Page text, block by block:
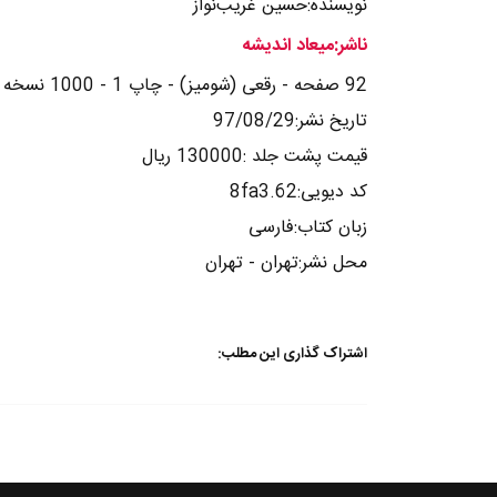
نویسنده:حسین غریب‌نواز
ناشر:میعاد اندیشه
92 صفحه - رقعی (شومیز) - چاپ 1 - 1000 نسخه
تاریخ نشر:97/08/29
قیمت پشت جلد :130000 ریال
کد دیویی:8fa3.62
زبان کتاب:فارسی
محل نشر:تهران - تهران
اشتراک گذاری این مطلب: